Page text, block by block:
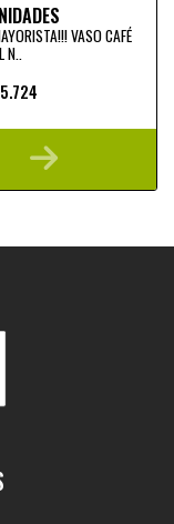
VASO CAFÉ